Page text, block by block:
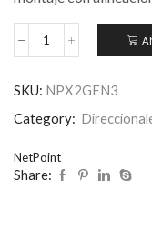
SKU: NPX2GEN3
Category:
NetPoint
Share: